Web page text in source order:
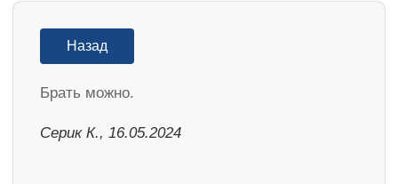
Назад
Брать можно.
Серик К., 16.05.2024